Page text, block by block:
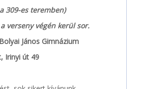
309-es teremben)
verseny végén kerül sor.
János Gimnázium
út 49